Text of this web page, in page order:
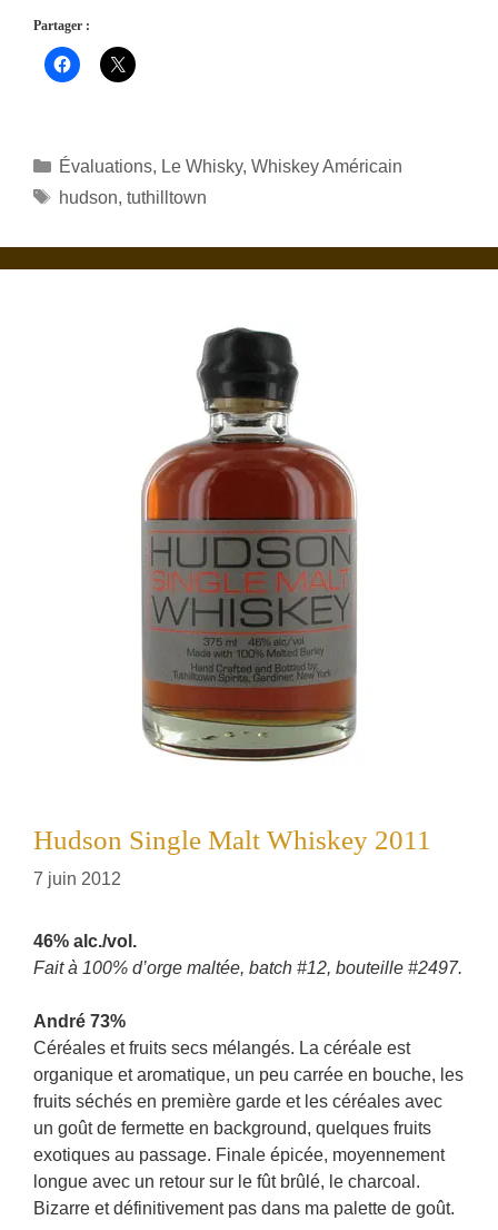
Partager :
Catégories
Évaluations, Le Whisky, Whiskey Américain
Étiquettes
hudson, tuthilltown
Hudson Single Malt Whiskey 2011
7 juin 2012
46% alc./vol.
Fait à 100% d’orge maltée, batch #12, bouteille #2497.
André 73%
Céréales et fruits secs mélangés. La céréale est
organique et aromatique, un peu carrée en bouche, les
fruits séchés en première garde et les céréales avec
un goût de fermette en background, quelques fruits
exotiques au passage. Finale épicée, moyennement
longue avec un retour sur le fût brûlé, le charcoal.
Bizarre et définitivement pas dans ma palette de goût.